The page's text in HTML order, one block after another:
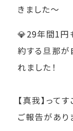
きました～
💎29年間1円
約する旦那が
れました！
【真我】って
ご報告があり